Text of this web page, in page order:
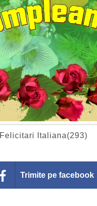
Felicitari Italiana(293)
Trimite pe facebook